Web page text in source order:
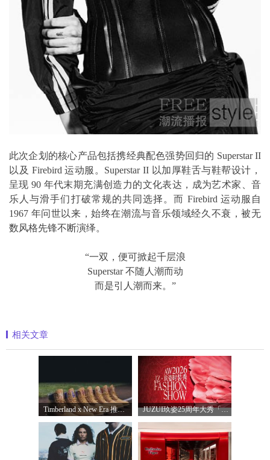
此次企划的核心产品包括携经典配色强势回归的 Superstar II
以及 Firebird 运动服。Superstar II 以加厚鞋舌与鞋帮设计，
呈现 90 年代末期充满创造力的文化表达，成为艺术家、音
乐人与滑手们打破常规的共同选择。而 Firebird 运动服自
1967 年问世以来，始终在潮流与音乐领域经久不衰，被无
数风格先锋不断演绎。
“一双，便可掀起千层浪
Superstar 不随人潮而动
而是引人潮而来。”
相关文章
Timberland x New Era 推出全新联名系列，以经 JUZUI玖姿25周年大秀「循光新生」 光起二